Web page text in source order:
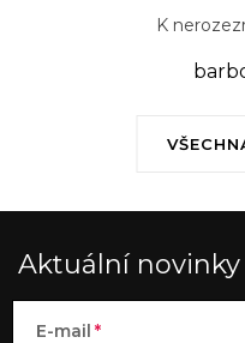
K
Aktuální novinky
E-mail